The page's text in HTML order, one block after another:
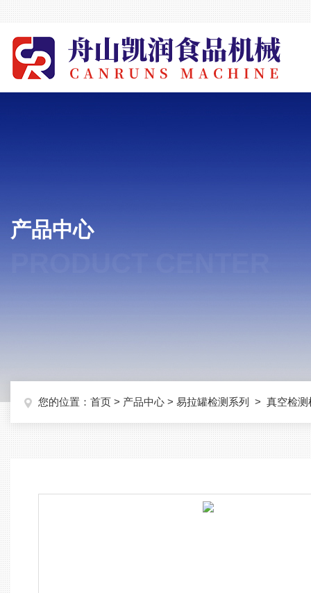
产品中心
您的位置： 首页 > 产品中心 > 易拉罐检测系列 > 真空检测